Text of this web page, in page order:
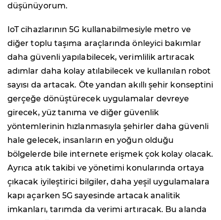
düşünüyorum.
IoT cihazlarının 5G kullanabilmesiyle metro ve
diğer toplu taşıma araçlarında önleyici bakımlar
daha güvenli yapılabilecek, verimlilik artıracak
adımlar daha kolay atılabilecek ve kullanılan robot
sayısı da artacak. Öte yandan akıllı şehir konseptini
gerçeğe dönüştürecek uygulamalar devreye
girecek, yüz tanıma ve diğer güvenlik
yöntemlerinin hızlanmasıyla şehirler daha güvenli
hale gelecek, insanların en yoğun olduğu
bölgelerde bile internete erişmek çok kolay olacak.
Ayrıca atık takibi ve yönetimi konularında ortaya
çıkacak iyileştirici bilgiler, daha yeşil uygulamalara
kapı açarken 5G sayesinde artacak analitik
imkanları, tarımda da verimi artıracak. Bu alanda